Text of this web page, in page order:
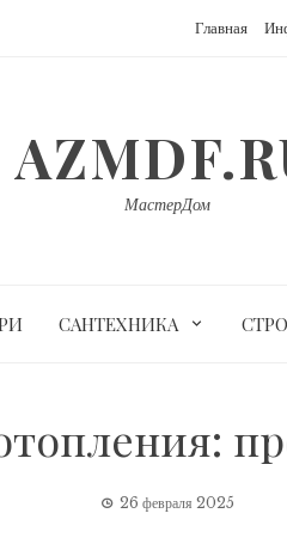
Главная
МастерДом
САНТЕХНИКА
26 февраля 2025